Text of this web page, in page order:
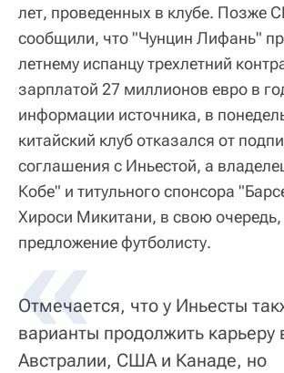
лет, проведенных в клубе. Позже
сообщили, что "Чунцин Лифань"
летнему испанцу трехлетний
зарплатой 27 миллионов евро в
информации источника, в
китайский клуб отказался от
соглашения с Иньестой, а
Кобе" и титульного спонсора
Хироси Микитани, в свою очередь,
предложение футболисту.
Отмечается, что у Иньесты
варианты продолжить карьеру
Австралии, США и Канаде, но